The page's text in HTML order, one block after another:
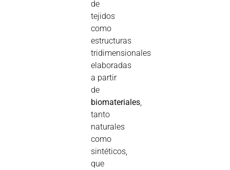
de
tejidos
como
estructuras
tridimensionales
elaboradas
a partir
de
biomateriales
tanto
naturales
como
sintéticos,
que